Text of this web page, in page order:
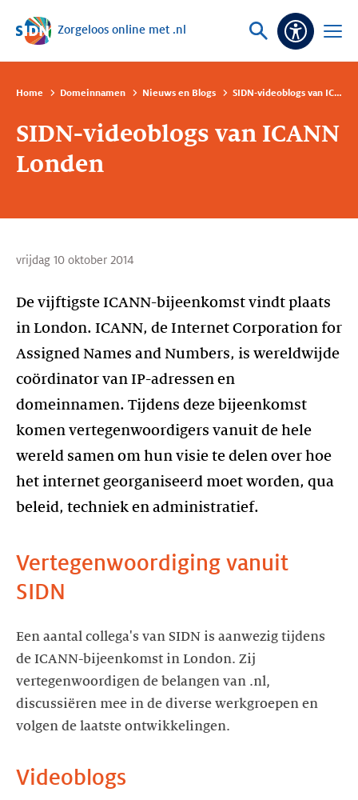
Sla navigatie over
Zorgeloos online met .nl
Vraag
Open
Home Domeinnamen Nieuws en Blogs SIDN-videoblogs van ICANN Londen
SIDN-videoblogs van ICANN
Londen
vrijdag 10 oktober 2014
De vijftigste ICANN-bijeenkomst vindt plaats
in London. ICANN, de Internet Corporation for
Assigned Names and Numbers, is wereldwijde
coördinator van IP-adressen en
domeinnamen. Tijdens deze bijeenkomst
komen vertegenwoordigers vanuit de hele
wereld samen om hun visie te delen over hoe
het internet georganiseerd moet worden, qua
beleid, techniek en administratief.
Vertegenwoordiging vanuit
SIDN
Een aantal collega's van SIDN is aanwezig tijdens
de ICANN-bijeenkomst in London. Zij
vertegenwoordigen de belangen van .nl,
discussiëren mee in de diverse werkgroepen en
volgen de laatste ontwikkelingen.
Videoblogs